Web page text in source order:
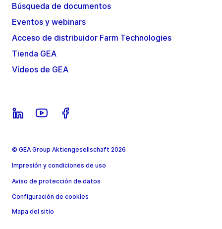
Búsqueda de documentos
Eventos y webinars
Acceso de distribuidor Farm Technologies
Tienda GEA
Vídeos de GEA
© GEA Group Aktiengesellschaft 2026
Impresión y condiciones de uso
Aviso de protección de datos
Configuración de cookies
Mapa del sitio